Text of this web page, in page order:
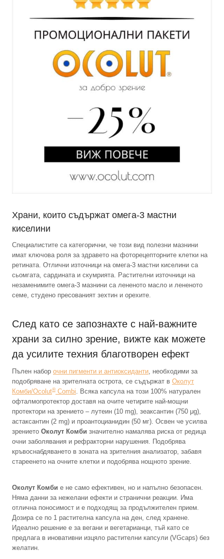
Храни, които съдържат омега-3 мастни
киселини
Специалистите са категорични, че този вид полезни мазнини
имат ключова роля за здравето на фоторецепторните клетки на
ретината. Отлични източници на омега-3 мастни киселини са
сьомгата, сардината и скумрията. Растителни източници на
незаменимите омега-3 мазнини са лененото масло и лененото
семе, студено пресованият зехтин и орехите.
След като се запознахте с най-важните
храни за силно зрение, вижте как можете
да усилите техния благотворен ефект
Пълен набор очни пигменти и антиоксиданти , необходими за
подобряване на зрителната острота, се съдържат в Околут
Комби/Ocolut®Combi . Всяка капсула на този 100% натурален
офталмопротектор доставя на очите четирите най-мощни
протектори на зрението – лутеин (10 mg), зеаксантин (750 μg),
астаксантин (2 mg) и проантоцианидин (50 мг). Освен че усилва
зрението Околут Комби значително намалява риска от редица
очни заболявания и рефракторни нарушения. Подобрява
кръвоснабдяването в зоната на зрителния анализатор, забавя
стареенето на очните клетки и подобрява нощното зрение.
Околут Комби е не само ефективен, но и напълно безопасен.
Няма данни за нежелани ефекти и странични реакции. Има
отлична поносимост и е подходящ за продължителен прием.
Дозира се по 1 растителна капсула на ден, след хранене.
Идеално решение е за вегани и вегетарианци, тъй като се
предлага в иновативни изцяло растителни капсули (VGcaps) без
желатин.